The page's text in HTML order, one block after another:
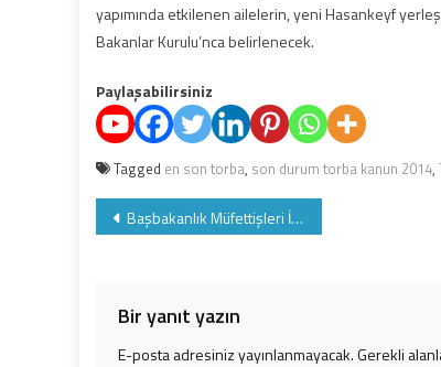
yapımında etkilenen ailelerin, yeni Hasankeyf
Bakanlar Kurulu’nca belirlenecek.
Paylaşabilirsiniz
Tagged en son torba, son durum torba kanun 2014,
Yazı
Başbakanlık Müfettişleri İş kazasını SORUŞTURACAK
Bir yanıt yazın
E-posta adresiniz yayınlanmayacak.Gerekli